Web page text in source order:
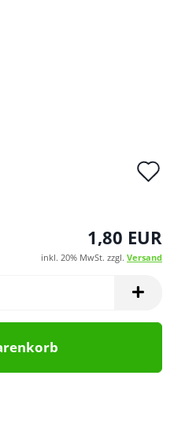
1,80 EUR
inkl. 20% MwSt. zzgl. Versand